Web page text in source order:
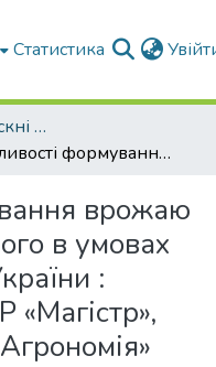
Статистика
Кваліфікаційні випускні роботи бакалаврів і магістрів
Особливості формування врожаю сортів ячменю озимого в умовах Південного Степу України : дипломна робота ОР «Магістр», спеціальність 201 «Агрономія»
врожаю
в умовах
: